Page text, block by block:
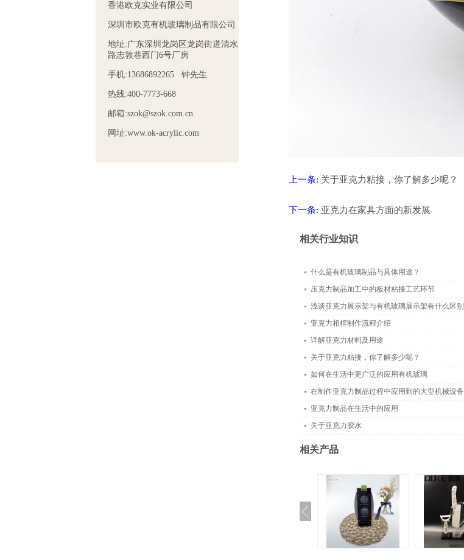
香港欧克实业有限公司
深圳市欧克有机玻璃制品有限公司
地址:广东深圳龙岗区龙岗街道清水
路志敦巷西门6号厂房
手机:13686892265 钟先生
热线:400-7773-668
邮箱:szok@szok.com.cn
网址:www.ok-acrylic.com
上一条: 关于亚克力粘接，你了解多少呢？
下一条: 亚克力在家具方面的新发展
相关行业知识
什么是有机玻璃制品与具体用途？
压克力制品加工中的板材粘接工艺环节
浅谈亚克力展示架与有机玻璃展示架有什么区别
亚克力相框制作流程介绍
详解亚克力材料及用途
关于亚克力粘接，你了解多少呢？
如何在生活中更广泛的应用有机玻璃
在制作亚克力制品过程中应用到的大型机械设备
亚克力制品在生活中的应用
关于亚克力胶水
相关产品